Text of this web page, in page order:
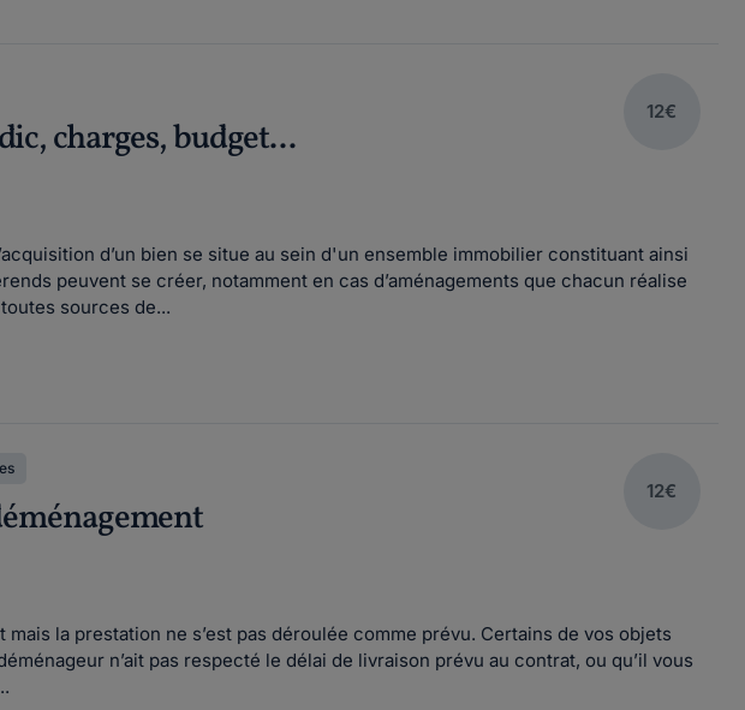
charges, budget...
12€
d’un bien se situe au sein d'un ensemble immobilier constituant ainsi
peuvent se créer, notamment en cas d’aménagements que chacun réalise
sources de...
12€
la prestation ne s’est pas déroulée comme prévu. Certains de vos objets
n’ait pas respecté le délai de livraison prévu au contrat, ou qu’il vous